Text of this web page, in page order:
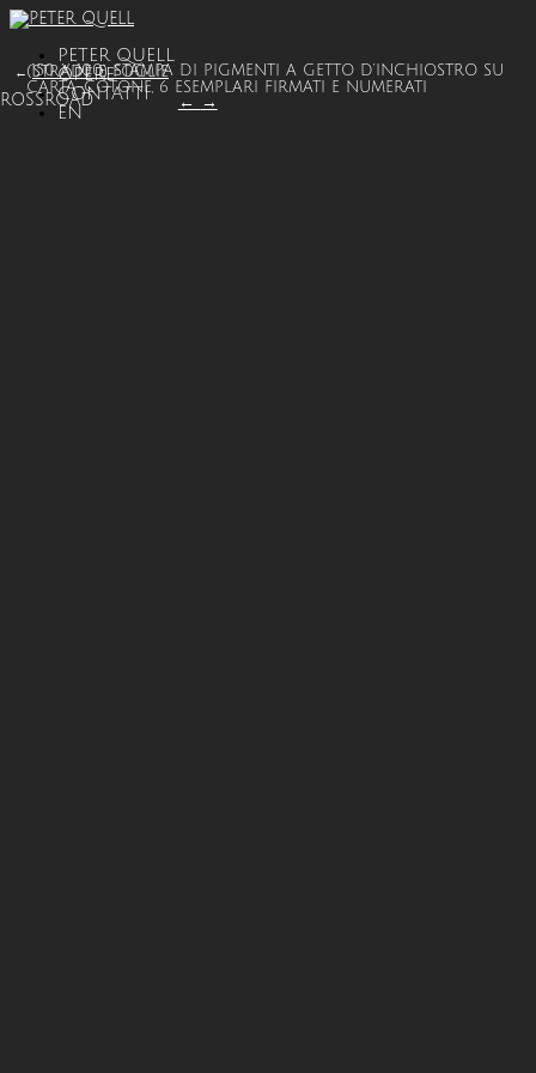
PETER QUELL
OPERE
CONTATTI
EN
(150 X 100) STAMPA DI PIGMENTI A GETTO D’INCHIOSTRO SU
CARTA-COTONE, 6 ESEMPLARI FIRMATI E NUMERATI
←STRADE E FOGLIE
← →